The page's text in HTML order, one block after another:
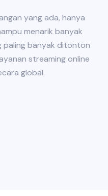
yang ada, hanya
menarik banyak
paling banyak ditonton
streaming online
global.